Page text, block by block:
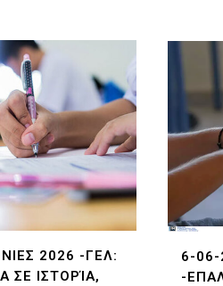
2026 -ΓΕΛ:
ΣΕ ΙΣΤΟΡΊΑ,
6-
-